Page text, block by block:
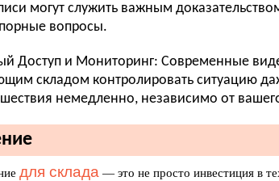
могут служить важным
вопросы.
Доступ и Мониторинг: Современные
складом контролировать ситуацию
немедленно, независимо от
для склада — это не просто инвестиция в